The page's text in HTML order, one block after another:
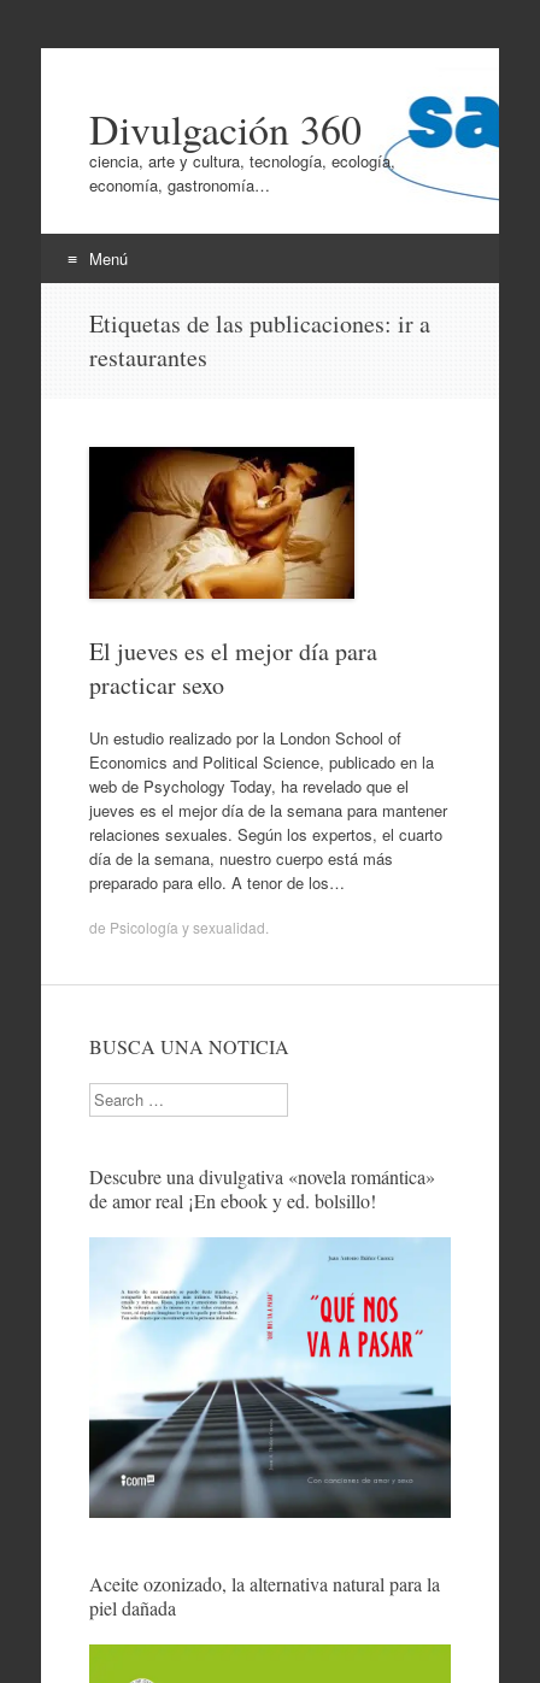
Divulgación 360
ciencia, arte y cultura, tecnología, ecología,
economía, gastronomía…
Menú
contenido
Etiquetas de las publicaciones: ir a
restaurantes
El jueves es el mejor día para
practicar sexo
Un estudio realizado por la London School of
Economics and Political Science, publicado en la
web de Psychology Today, ha revelado que el
jueves es el mejor día de la semana para mantener
relaciones sexuales. Según los expertos, el cuarto
día de la semana, nuestro cuerpo está más
preparado para ello. A tenor de los…
de Psicología y sexualidad
BUSCA UNA NOTICIA
Search
Descubre una divulgativa «novela romántica»
de amor real ¡En ebook y ed. bolsillo!
Aceite ozonizado, la alternativa natural para la
piel dañada